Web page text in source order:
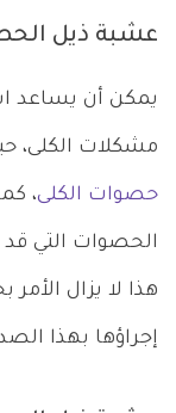
عشبة ذيل
يمكن أن يساعد
مشكلات الكلى،
حصوات الكلى،
الحصوات التي
هذا لا يزال
إجراؤها بهذا